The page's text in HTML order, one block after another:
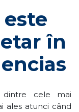
în
dintre cele mai
ales atunci când